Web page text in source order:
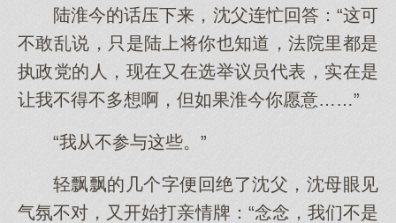
陆淮今的话压下来，沈父连忙回答：“这可
不敢乱说，只是陆上将你也知道，法院里都是
执政党的人，现在又在选举议员代表，实在是
让我不得不多想啊，但如果淮今你愿意……”
“我从不参与这些。”
轻飘飘的几个字便回绝了沈父，沈母眼见
气氛不对，又开始打亲情牌：“念念，我们不是